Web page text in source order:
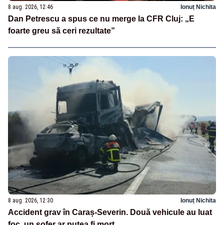
8 aug. 2026, 12:46 Ionuț Nichita
Dan Petrescu a spus ce nu merge la CFR Cluj: „E
foarte greu să ceri rezultate”
8 aug. 2026, 12:30 Ionuț Nichita
Accident grav în Caraș-Severin. Două vehicule au luat